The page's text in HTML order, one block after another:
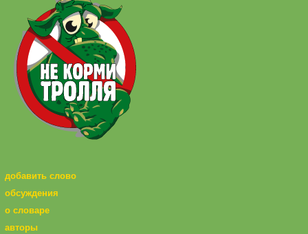
добавить слово
обсуждения
о словаре
авторы